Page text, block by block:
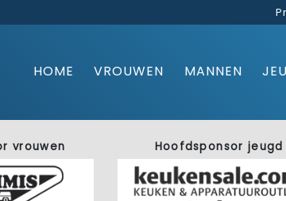
HOME VROUWEN MANNEN
vrouwen Hoofdsponsor jeugd